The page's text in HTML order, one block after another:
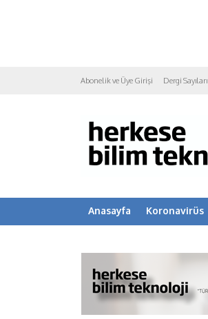
Abonelik ve Üye Girişi Dergi Sayıları
Anasayfa Koronavirüs